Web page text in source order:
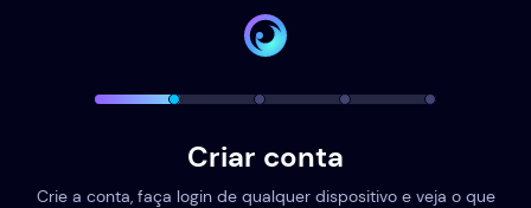
Criar conta
Crie a conta, faça login de qualquer dispositivo e veja o que